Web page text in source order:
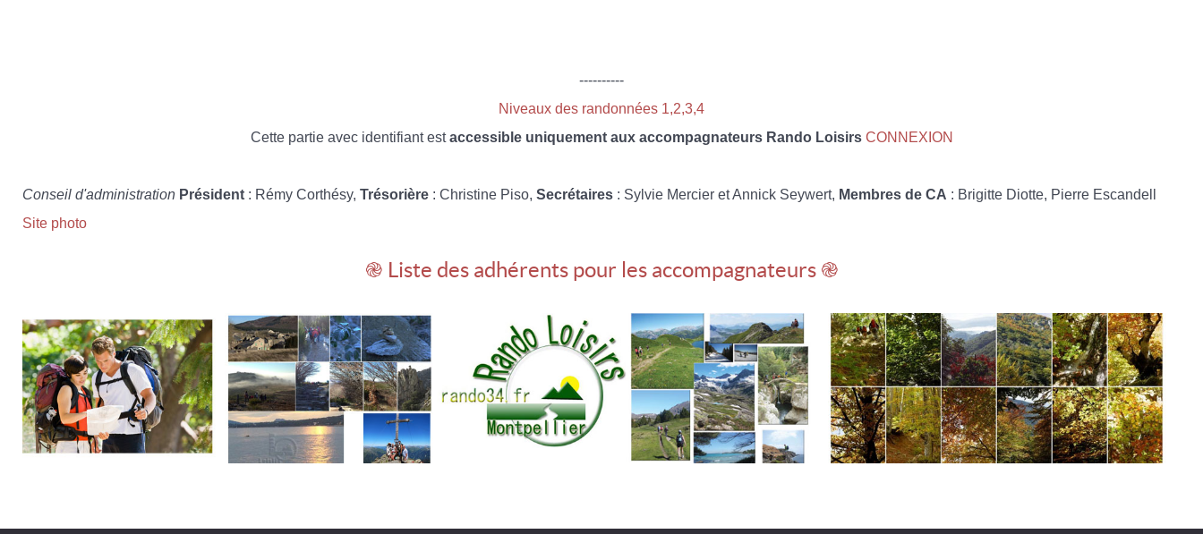
----------
Niveaux des randonnées 1,2,3,4
Cette partie avec identifiant estaccessible uniquement aux accompagnateurs Rando Loisirs CONNEXION
Conseil d'administration Président : Rémy Corthésy, Trésorière : Christine Piso, Secrétaires : Sylvie Mercier et Annick Seywert, Membres de CA : Brigitte Diotte, Pierre Escandell
Site photo
֎ Liste des adhérents pour les accompagnateurs ֎